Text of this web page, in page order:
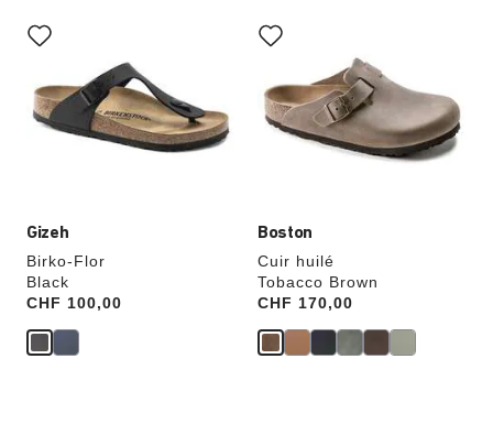
Gizeh
Birko-Flor
Black
Price:
CHF 100,00
sur
les
échantillons
de
couleurs
modifiera
Boston
Cuir huilé
Tobacco Brown
Price:
CHF 170,00
sur
les
échantillons
de
couleurs
modifiera